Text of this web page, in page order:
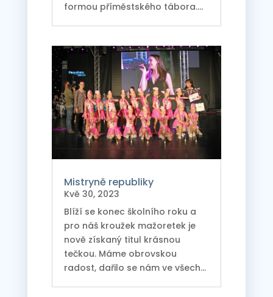
formou příměstského tábora....
Mistryně republiky
Kvě 30, 2023
Blíží se konec školního roku a
pro náš kroužek mažoretek je
nově získaný titul krásnou
tečkou. Máme obrovskou
radost, dařilo se nám ve všech...